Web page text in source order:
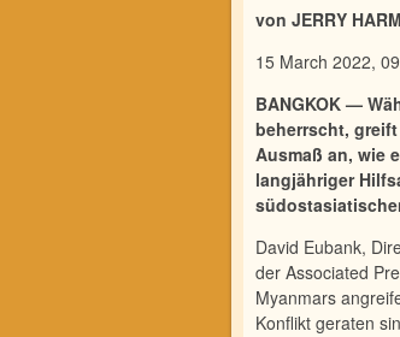
von JERRY
15 March 2022,
BANGKOK —
beherrscht,
Ausmaß an, wie
langjähriger
David Eubank,
der Asso­ciated
Myanmars
Konflikt geraten